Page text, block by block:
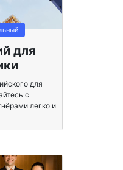
для
для
с
легко и